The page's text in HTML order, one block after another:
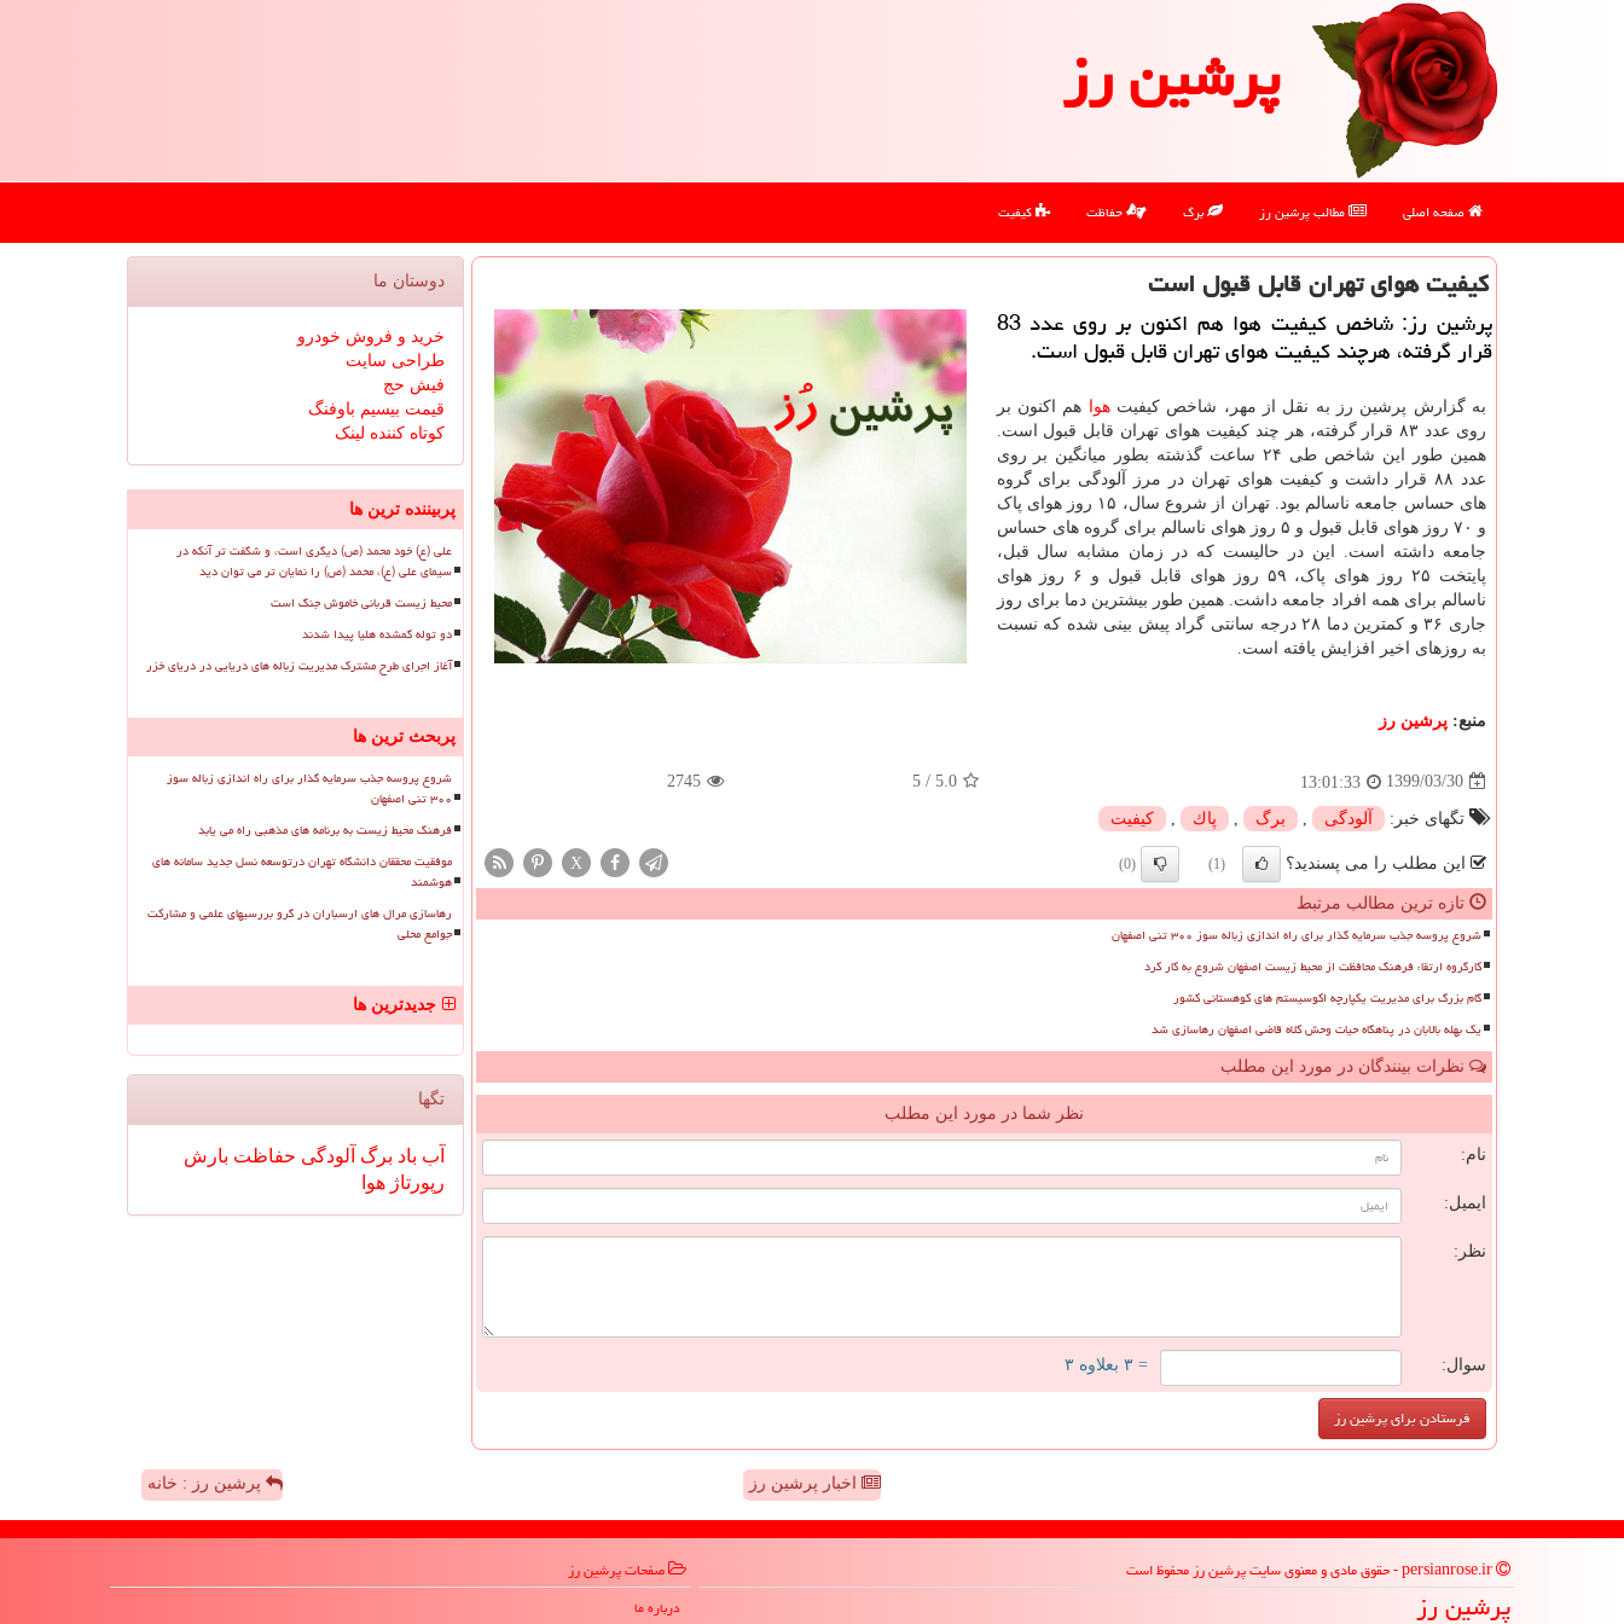
پرشین رز
صفحه اصلی مطالب پرشین رز برگ حفاظت کیفیت
كیفیت هوای تهران قابل قبول است
پرشین رز: شاخص كیفیت هوا هم اكنون بر روی عدد 83
قرار گرفته، هرچند كیفیت هوای تهران قابل قبول است.
به گزارش پرشین رز به نقل از مهر، شاخص کیفیتهوا
هم اکنون بر
روی عدد ۸۳ قرار گرفته، هر چند کیفیت هوای تهران قابل قبول است.
همین طور این شاخص طی ۲۴ ساعت گذشته بطور میانگین بر روی
عدد ۸۸ قرار داشت و کیفیت هوای تهران در مرز آلودگی برای گروه
های حساس جامعه ناسالم بود. تهران از شروع سال، ۱۵ روز هوای پاک
و ۷۰ روز هوای قابل قبول و ۵ روز هوای ناسالم برای گروه های حساس
جامعه داشته است. این در حالیست که در زمان مشابه سال قبل،
پایتخت ۲۵ روز هوای پاک، ۵۹ روز هوای قابل قبول و ۶ روز هوای
ناسالم برای همه افراد جامعه داشت. همین طور بیشترین دما برای روز
جاری ۳۶ و کمترین دما ۲۸ درجه سانتی گراد پیش بینی شده که نسبت
به روزهای اخیر افزایش یافته است.
منبع: پرشین رز
1399/03/30
13:01:33
5.0
/
5
2745
تگهای خبر: آلودگی برگ پاك كیفیت
این مطلب را می پسندید؟ (1)
(0)
X
تازه ترین مطالب مرتبط
شروع پروسه جذب سرمایه گذار برای راه اندازی زباله سوز ۳۰۰ تنی اصفهان
کارگروه ارتقاء فرهنگ محافظت از محیط زیست اصفهان شروع به کار کرد
گام بزرگ برای مدیریت یکپارچه اکوسیستم های کوهستانی کشور
یک بهله بالابان در پناهگاه حیات وحش کلاه قاضی اصفهان رهاسازی شد
نظرات بینندگان در مورد این مطلب
نظر شما در مورد این مطلب
نام:
ایمیل:
نظر:
سوال: = ۳ بعلاوه ۳
دوستان ما
خرید و فروش خودرو
طراحی سایت
فیش حج
قیمت بیسیم باوفنگ
کوتاه کننده لینک
پربیننده ترین ها
علی (ع) خود محمد (ص) دیگری است، و شگفت تر آنکه در
سیمای علی (ع)، محمد (ص) را نمایان تر می توان دید
محیط زیست قربانی خاموش جنگ است
دو توله گمشده هلیا پیدا شدند
آغاز اجرای طرح مشترک مدیریت زباله های دریایی در دریای خزر
پربحث ترین ها
شروع پروسه جذب سرمایه گذار برای راه اندازی زباله سوز
۳۰۰ تنی اصفهان
فرهنگ محیط زیست به برنامه های مذهبی راه می یابد
موفقیت محققان دانشگاه تهران درتوسعه نسل جدید سامانه های
هوشمند
رهاسازی مرال های ارسباران در گرو بررسیهای علمی و مشارکت
جوامع محلی
جدیدترین ها
تگها
آب باد برگ آلودگی حفاظت بارش
رپورتاژ هوا
اخبار پرشین رز پرشین رز : خانه
پرشین رز
صفحات پرشین رز
درباره ما